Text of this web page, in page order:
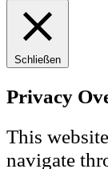
Schließen
Privacy
This
navigate